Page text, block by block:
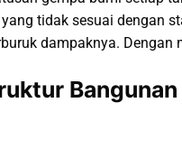
tidak sesuai dengan
dampaknya.
Bangunan